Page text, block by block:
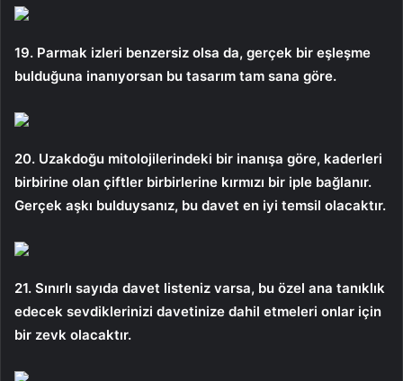
19. Parmak izleri benzersiz olsa da, gerçek bir eşleşme
bulduğuna inanıyorsan bu tasarım tam sana göre.
20. Uzakdoğu mitolojilerindeki bir inanışa göre, kaderleri
birbirine olan çiftler birbirlerine kırmızı bir iple bağlanır.
Gerçek aşkı bulduysanız, bu davet en iyi temsil olacaktır.
21. Sınırlı sayıda davet listeniz varsa, bu özel ana tanıklık
edecek sevdiklerinizi davetinize dahil etmeleri onlar için
bir zevk olacaktır.